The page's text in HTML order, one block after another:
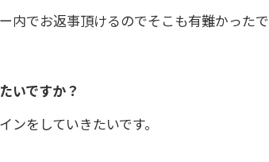
内でお返事頂けるのでそこも有難かったで
いですか？
をしていきたいです。